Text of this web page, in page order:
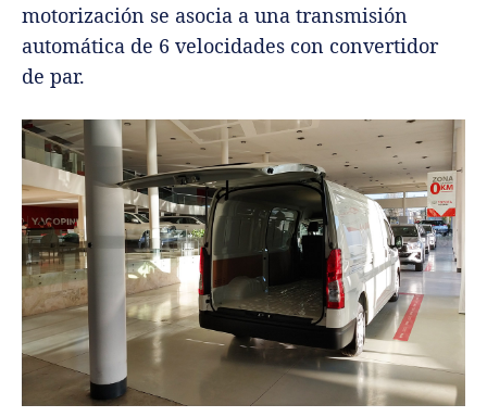
motorización se asocia a una transmisión
automática de 6 velocidades con convertidor
de par.